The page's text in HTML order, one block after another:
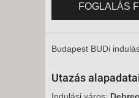
FOGLALÁS
Budapest BUDi
Utazás